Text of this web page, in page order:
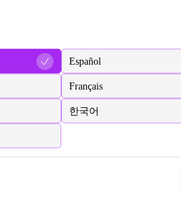
Español
Français
한국어